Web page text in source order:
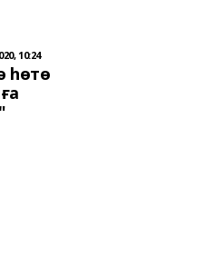
10:24
һөтө